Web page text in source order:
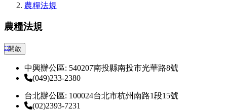
農糧法規
農糧法規
:::開啟
中興辦公區: 540207南投縣南投市光華路8號
(049)233-2380
台北辦公區: 100024台北市杭州南路1段15號
(02)2393-7231